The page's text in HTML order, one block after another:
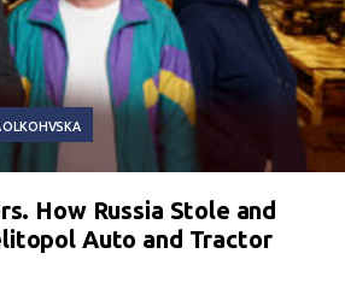
OLKOHVSKA
How Russia Stole and
Auto and Tractor